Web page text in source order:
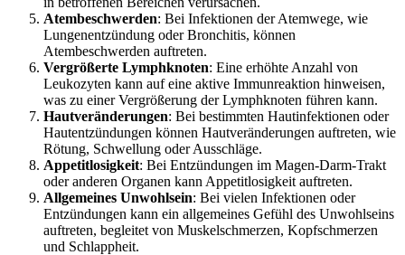
Atembeschwerden: Bei Infektionen der Atemwege, wie
Lungenentzündung oder Bronchitis, können
Atembeschwerden auftreten.
Vergrößerte Lymphknoten: Eine erhöhte Anzahl von
Leukozyten kann auf eine aktive Immunreaktion hinweisen,
was zu einer Vergrößerung der Lymphknoten führen kann.
Hautveränderungen: Bei bestimmten Hautinfektionen oder
Hautentzündungen können Hautveränderungen auftreten, wie
Rötung, Schwellung oder Ausschläge.
Appetitlosigkeit: Bei Entzündungen im Magen-Darm-Trakt
oder anderen Organen kann Appetitlosigkeit auftreten.
Allgemeines Unwohlsein: Bei vielen Infektionen oder
Entzündungen kann ein allgemeines Gefühl des Unwohlseins
auftreten, begleitet von Muskelschmerzen, Kopfschmerzen
und Schlappheit.